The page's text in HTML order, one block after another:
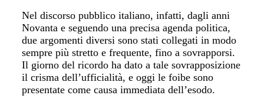
Nel discorso pubblico italiano, infatti, dagli anni
Novanta e seguendo una precisa agenda politica,
due argomenti diversi sono stati collegati in modo
sempre più stretto e frequente, fino a sovrapporsi.
Il giorno del ricordo ha dato a tale sovrapposizione
il crisma dell’ufficialità, e oggi le foibe sono
presentate come causa immediata dell’esodo.